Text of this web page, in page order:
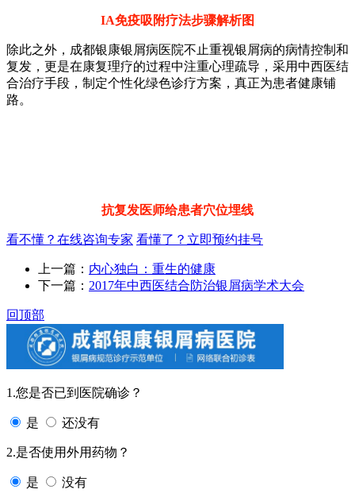
IA免疫吸附疗法步骤解析图
除此之外，成都银康银屑病医院不止重视银屑病的病情控制和
复发，更是在康复理疗的过程中注重心理疏导，采用中西医结
合治疗手段，制定个性化绿色诊疗方案，真正为患者健康铺
路。
抗复发医师给患者穴位埋线
看不懂？在线咨询专家 看懂了？立即预约挂号
上一篇： 内心独白：重生的健康
下一篇： 2017年中西医结合防治银屑病学术大会
回顶部
1.您是否已到医院确诊？
是 还没有
2.是否使用外用药物？
是 没有